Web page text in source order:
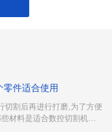
零件适合使用
切割后再进行打磨,为了方便
材料是适合数控切割机下